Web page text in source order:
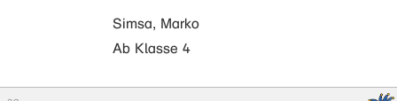
Simsa, Marko
Ab Klasse 4